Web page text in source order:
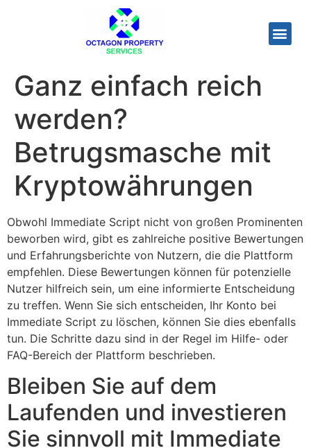
Ganz einfach reich
werden?
Betrugsmasche mit
Kryptowährungen
Obwohl Immediate Script nicht von großen Prominenten
beworben wird, gibt es zahlreiche positive Bewertungen
und Erfahrungsberichte von Nutzern, die die Plattform
empfehlen. Diese Bewertungen können für potenzielle
Nutzer hilfreich sein, um eine informierte Entscheidung
zu treffen. Wenn Sie sich entscheiden, Ihr Konto bei
Immediate Script zu löschen, können Sie dies ebenfalls
tun. Die Schritte dazu sind in der Regel im Hilfe- oder
FAQ-Bereich der Plattform beschrieben.
Bleiben Sie auf dem
Laufenden und investieren
Sie sinnvoll mit Immediate